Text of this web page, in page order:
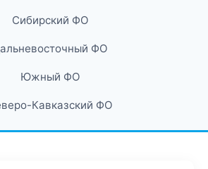
Сибирский ФО
ФО
Южный ФО
Кавказский ФО